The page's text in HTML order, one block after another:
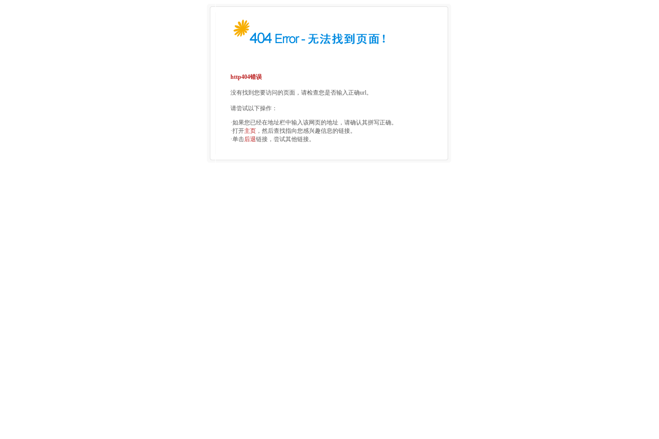
http404错误
没有找到您要访问的页面，请检查您是否输入正确url。
请尝试以下操作：
·如果您已经在地址栏中输入该网页的地址，请确认其拼写正确。
·打开主页 ，然后查找指向您感兴趣信息的链接。
·单击后退链接，尝试其他链接。